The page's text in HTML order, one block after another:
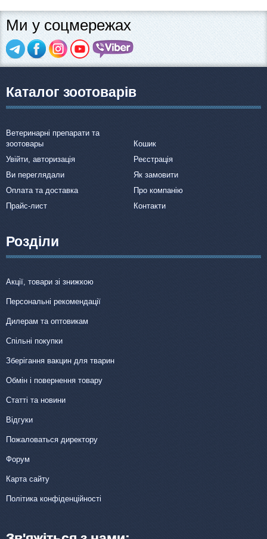
Ми у соцмережах
Каталог зоотоварів
Ветеринарні препарати та
зоотовары
Кошик
Увійти, авторизація
Реєстрація
Ви переглядали
Як замовити
Оплата та доставка
Про компанію
Прайс-лист
Контакти
Розділи
Акції, товари зі знижкою
Персональні рекомендації
Дилерам та оптовикам
Спільні покупки
Зберігання вакцин для тварин
Обмін і повернення товару
Статті та новини
Відгуки
Пожаловаться директору
Форум
Карта сайту
Політика конфіденційності